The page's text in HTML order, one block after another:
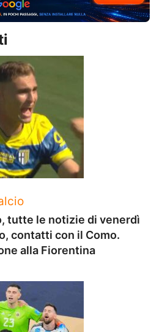
tutte le notizie di venerdì
contatti con il Como.
alla Fiorentina